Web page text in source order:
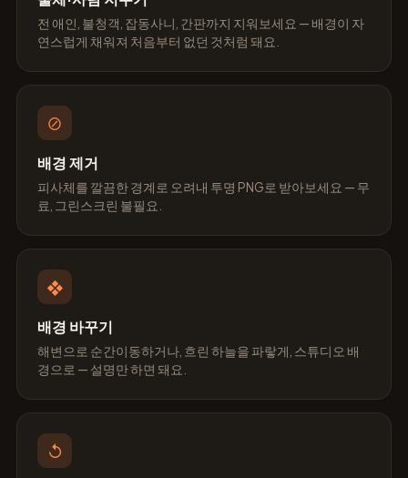
전 애인, 불청객, 잡동사니, 간판까지 지워보세요 — 배경이 자
연스럽게 채워져 처음부터 없던 것처럼 돼요.
⊘
배경 제거
피사체를 깔끔한 경계로 오려내 투명 PNG로 받아보세요 — 무
료, 그린스크린 불필요.
❖
배경 바꾸기
해변으로 순간이동하거나, 흐린 하늘을 파랗게, 스튜디오 배
경으로 — 설명만 하면 돼요.
↺